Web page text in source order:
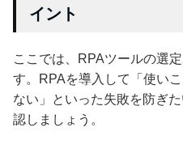
イント
ここでは、RPAツールの選
す。RPAを導入して「使い
ない」といった失敗を防ぎ
認しましょう。